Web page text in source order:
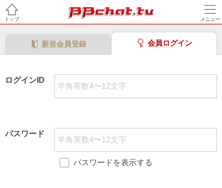
トップ メニュー
新規会員登録 会員ログイン
ログインID
パスワード
パスワードを表示する